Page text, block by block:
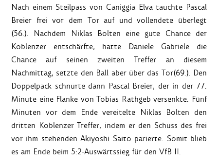
Nach einem Steilpass von Caniggia Elva tauchte Pascal
Breier frei vor dem Tor auf und vollendete überlegt
(56.). Nachdem Niklas Bolten eine gute Chance der
Koblenzer entschärfte, hatte Daniele Gabriele die
Chance auf seinen zweiten Treffer an diesem
Nachmittag, setzte den Ball aber über das Tor(69.). Den
Doppelpack schnürte dann Pascal Breier, der in der 77.
Minute eine Flanke von Tobias Rathgeb versenkte. Fünf
Minuten vor dem Ende vereitelte Niklas Bolten den
dritten Koblenzer Treffer, indem er den Schuss des frei
vor ihm stehenden Akiyoshi Saito parierte. Somit blieb
es am Ende beim 5:2-Auswärtssieg für den VfB II.